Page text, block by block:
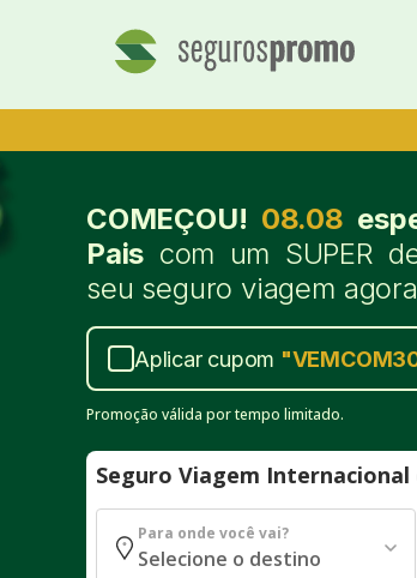
COMEÇOU! 08.08
Pais com um SUPER
seu seguro viagem
Aplicar cupom "
Promoção válida por tempo limitado.
Seguro Viagem
Para onde você vai?